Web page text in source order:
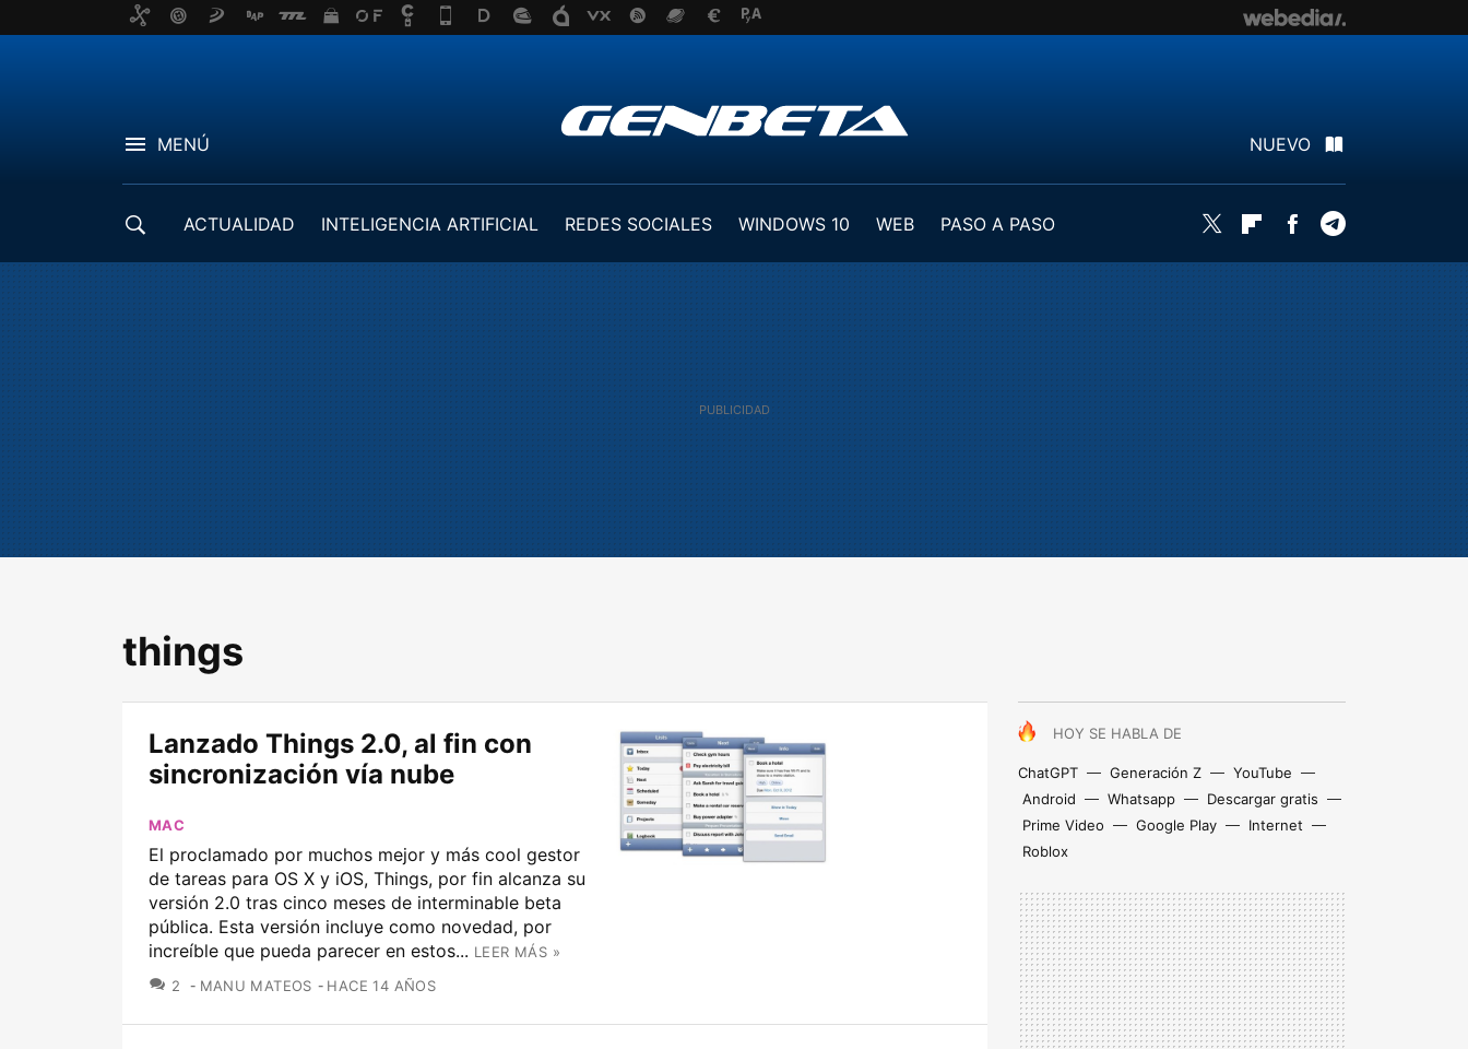
MENÚ NUEVO
ACTUALIDAD INTELIGENCIA ARTIFICIAL REDES SOCIALES WINDOWS 10 WEB
PASO A PASO
Twitter FlipboardFacebook
things
HOY SE HABLA DE
ChatGPT Generación Z
YouTube
Android
Whatsapp
Descargar gratis
Prime Video
Google Play
Internet
Roblox
Lanzado Things 2.0, al fin con
sincronización vía nube
MAC
El proclamado por muchos mejor y más cool gestor
de tareas para OS X y iOS, Things, por fin alcanza su
versión 2.0 tras cinco meses de interminable beta
pública. Esta versión incluye como novedad, por
increíble que pueda parecer en estos... LEER MÁS »
2
COMENTARIOS
MANU MATEOS HACE 14 AÑOS